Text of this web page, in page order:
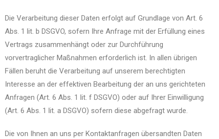
Die Verarbeitung dieser Daten erfolgt auf Grundlage von Art. 6
Abs. 1 lit. b DSGVO, sofern Ihre Anfrage mit der Erfüllung eines
Vertrags zusammenhängt oder zur Durchführung
vorvertraglicher Maßnahmen erforderlich ist. In allen übrigen
Fällen beruht die Verarbeitung auf unserem berechtigten
Interesse an der effektiven Bearbeitung der an uns gerichteten
Anfragen (Art. 6 Abs. 1 lit. f DSGVO) oder auf Ihrer Einwilligung
(Art. 6 Abs. 1 lit. a DSGVO) sofern diese abgefragt wurde.
Die von Ihnen an uns per Kontaktanfragen übersandten Daten